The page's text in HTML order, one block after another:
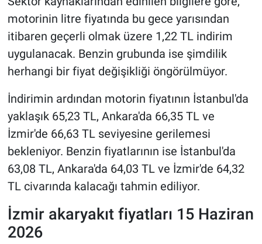
motorinin litre fiyatında bu gece yarısından
itibaren geçerli olmak üzere 1,22 TL indirim
uygulanacak. Benzin grubunda ise şimdilik
herhangi bir fiyat değişikliği öngörülmüyor.
İndirimin ardından motorin fiyatının İstanbul'da
yaklaşık 65,23 TL, Ankara'da 66,35 TL ve
İzmir'de 66,63 TL seviyesine gerilemesi
bekleniyor. Benzin fiyatlarının ise İstanbul'da
63,08 TL, Ankara'da 64,03 TL ve İzmir'de 64,32
TL civarında kalacağı tahmin ediliyor.
İzmir akaryakıt fiyatları 15 Haziran
2026